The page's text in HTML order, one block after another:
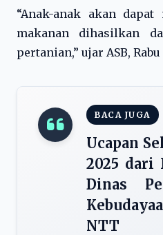
“Anak-anak akan dapat
makanan dihasilkan
pertanian,” ujar ASB, Rabu
BACA JUGA
Ucapan
2025 dari
Dinas
NTT